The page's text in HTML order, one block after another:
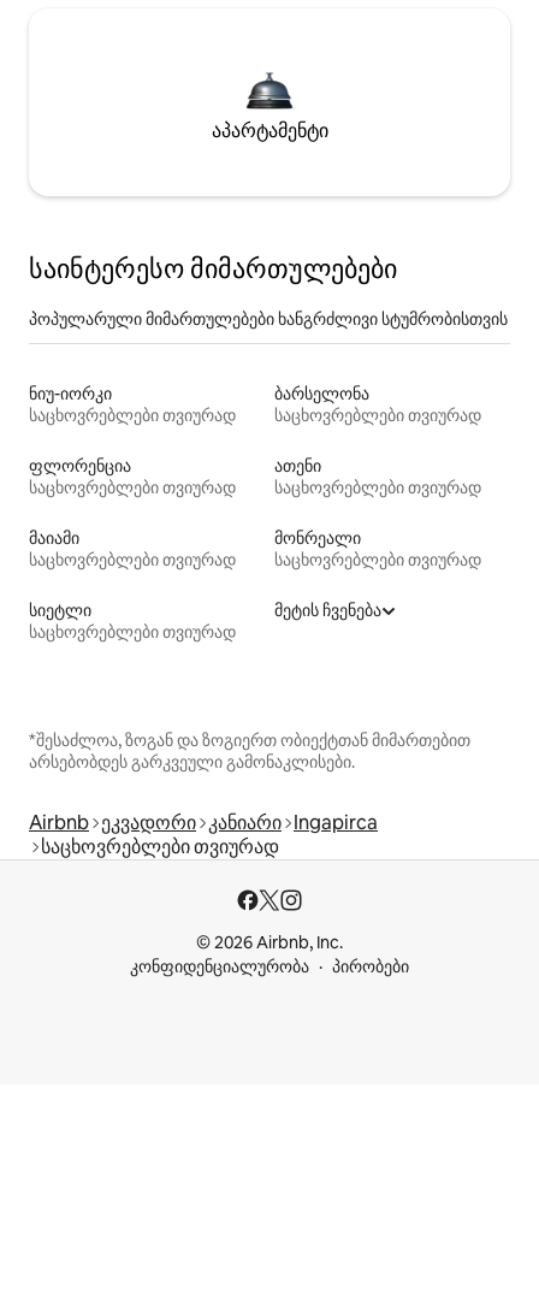
აპარტამენტი
საინტერესო მიმართულებები
პოპულარული მიმართულებები ხანგრძლივი სტუმრობისთვის
ნიუ-იორკი
საცხოვრებლები თვიურად
ბარსელონა
საცხოვრებლები თვიურად
ფლორენცია
საცხოვრებლები თვიურად
ათენი
საცხოვრებლები თვიურად
მაიამი
საცხოვრებლები თვიურად
მონრეალი
საცხოვრებლები თვიურად
სიეტლი
საცხოვრებლები თვიურად
მეტის ჩვენება
*შესაძლოა, ზოგან და ზოგიერთ ობიექტთან მიმართებით
არსებობდეს გარკვეული გამონაკლისები.
Airbnb ეკვადორი კანიარი Ingapirca
საცხოვრებლები თვიურად
© 2026 Airbnb, Inc.
კონფიდენციალურობა
პირობები